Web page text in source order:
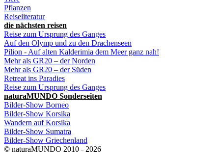
Pflanzen
Reiseliteratur
die nächsten reisen
Reise zum Ursprung des Ganges
Auf den Olymp und zu den Drachenseen
Pilion - Auf alten Kalderimia dem Meer ganz nah!
Mehr als GR20 – der Norden
Mehr als GR20 – der Süden
Retreat ins Paradies
Reise zum Ursprung des Ganges
naturaMUNDO Sonderseiten
Bilder-Show Borneo
Bilder-Show Korsika
Wandern auf Korsika
Bilder-Show Sumatra
Bilder-Show Griechenland
© naturaMUNDO 2010 - 2026